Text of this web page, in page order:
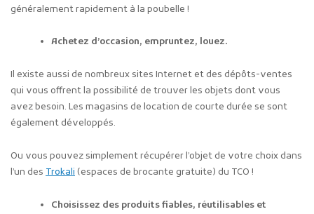
généralement rapidement à la poubelle !
Achetez d’occasion, empruntez, louez.
Il existe aussi de nombreux sites Internet et des dépôts-ventes
qui vous offrent la possibilité de trouver les objets dont vous
avez besoin. Les magasins de location de courte durée se sont
également développés.
Ou vous pouvez simplement récupérer l’objet de votre choix dans
l’un des Trokali (espaces de brocante gratuite) du TCO !
Choisissez des produits fiables, réutilisables et